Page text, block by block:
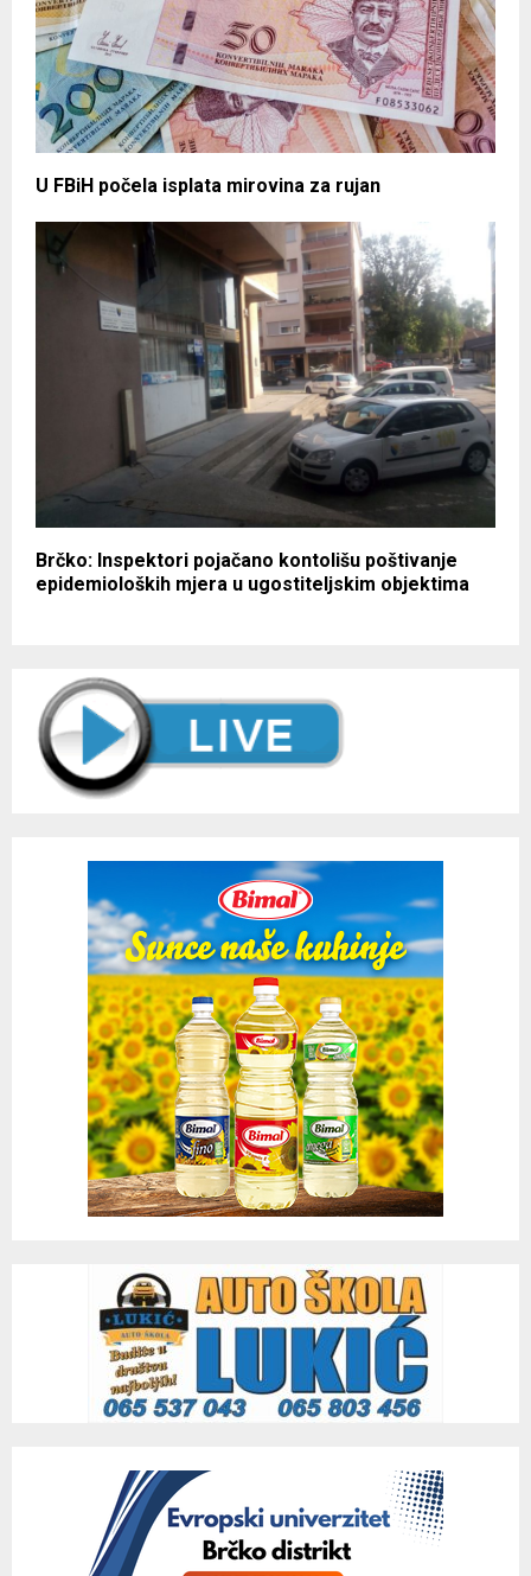
U FBiH počela isplata mirovina za rujan
Brčko: Inspektori pojačano kontolišu poštivanje
epidemioloških mjera u ugostiteljskim objektima